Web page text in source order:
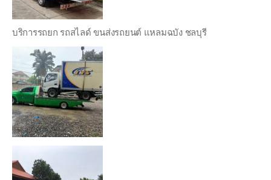
บริการรถยก รถสไลด์ ขนส่งรถยนต์ แหลมฉบัง ชลบุรี